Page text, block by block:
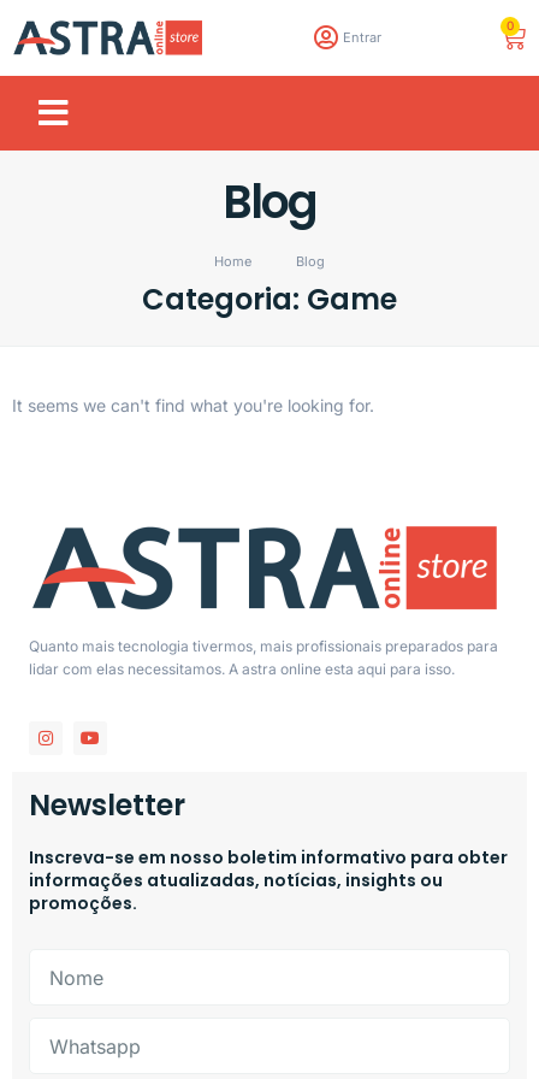
Entrar
0
Blog
Home Blog
Categoria: Game
It seems we can't find what you're looking for.
Quanto mais tecnologia tivermos, mais profissionais preparados para
lidar com elas necessitamos. A astra online esta aqui para isso.
Newsletter
Inscreva-se em nosso boletim informativo para obter
informações atualizadas, notícias, insights ou
promoções.